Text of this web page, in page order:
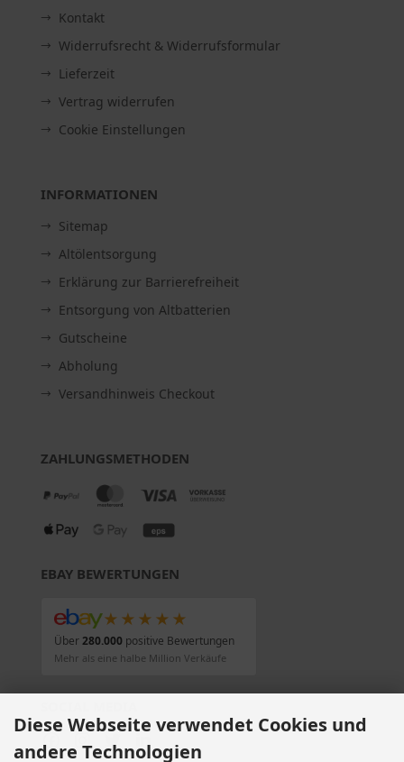
Kontakt
Widerrufsrecht & Widerrufsformular
Lieferzeit
Vertrag widerrufen
Cookie Einstellungen
INFORMATIONEN
Sitemap
Altölentsorgung
Erklärung zur Barrierefreiheit
Entsorgung von Altbatterien
Gutscheine
Abholung
Versandhinweis Checkout
ZAHLUNGSMETHODEN
EBAY BEWERTUNGEN
★★★★★
Über280.000positive Bewertungen
Mehr als eine halbe Million Verkäufe
Diese Webseite verwendet Cookies und
andere Technologien